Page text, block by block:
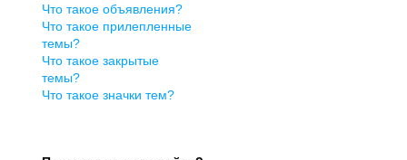
Что такое объявления?
Что такое прилепленные
темы?
Что такое закрытые
темы?
Что такое значки тем?